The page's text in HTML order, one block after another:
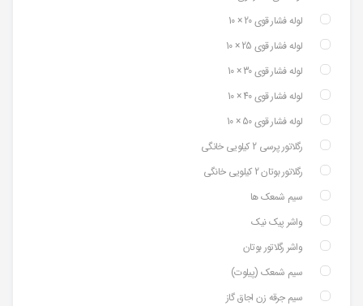
لوله فشار قوی 20 × 10
لوله فشار قوی 25 × 10
لوله فشار قوی 30 × 10
لوله فشار قوی 40 × 10
لوله فشار قوی 50 × 10
رگلاتور پرسی 2 کیلویی خانگی
رگلاتور بوتان 2 کیلویی خانگی
سیم شمعک ها
واشر پیک نیک
واشر رگلاتور بوتان
سیم شمعک (پیلوت)
سیم جرقه زن اجاق گاز